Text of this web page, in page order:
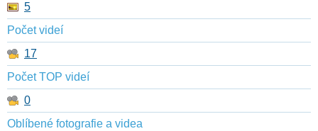
5
Počet videí
17
Počet TOP videí
0
Oblíbené fotografie a videa